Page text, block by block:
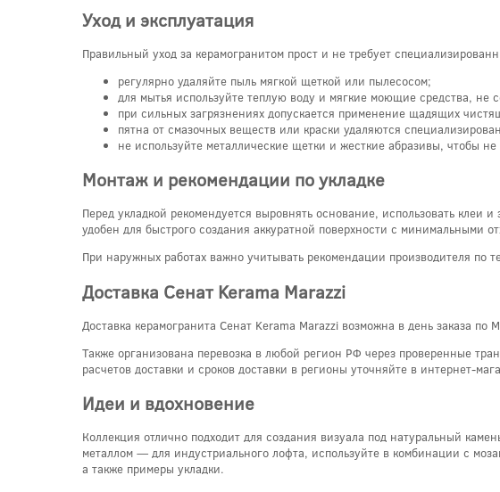
Уход и эксплуатация
Правильный уход за керамогранитом прост и не требует
регулярно удаляйте пыль мягкой щеткой или пылесосом;
для мытья используйте теплую воду и мягкие моющие средства, не
при сильных загрязнениях допускается применение щадящих
пятна от смазочных веществ или краски удаляются
не используйте металлические щетки и жесткие абразивы, чтобы не
Монтаж и рекомендации по укладке
Перед укладкой рекомендуется выровнять основание, использовать
удобен для быстрого создания аккуратной поверхности с минимальными
При наружных работах важно учитывать рекомендации производителя по
Доставка Сенат Kerama Marazzi
Доставка керамогранита Сенат Kerama Marazzi возможна в день заказа
Также организована перевозка в любой регион РФ через проверенные
расчетов доставки и сроков доставки в регионы уточняйте в интернет-
Идеи и вдохновение
Коллекция отлично подходит для создания визуала под натуральный
металлом — для индустриального лофта, используйте в комбинации с
а также примеры укладки.